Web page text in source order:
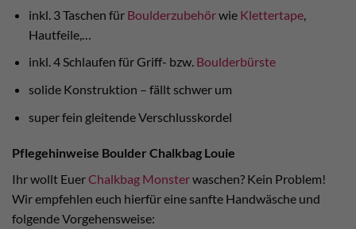
inkl. 3 Taschen für Boulderzubehörwie Klettertape,
Hautfeile,…
inkl. 4 Schlaufen für Griff- bzw. Boulderbürste
solide Konstruktion – fällt schwer um
super fein gleitende Verschlusskordel
Pflegehinweise Boulder Chalkbag Louie
Ihr wollt EuerChalkbag Monsterwaschen? Kein Problem!
Wir empfehlen euch hierfür eine sanfte Handwäsche und
folgende Vorgehensweise: